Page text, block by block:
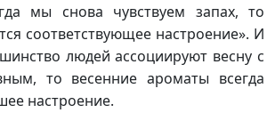
мы снова чувствуем запах, то
соответствующее настроение». И
людей ассоциируют весну с
то весенние ароматы всегда
настроение.